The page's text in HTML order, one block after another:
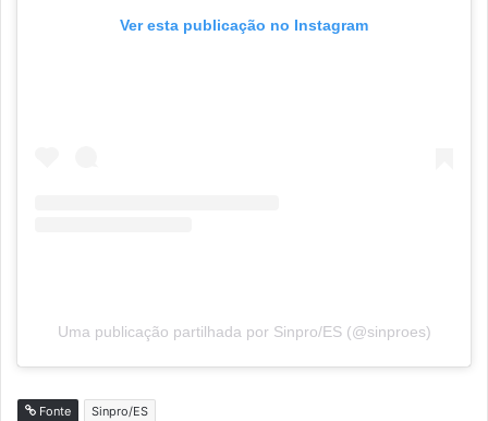
Ver esta publicação no Instagram
Uma publicação partilhada por Sinpro/ES (@sinproes)
Fonte Sinpro/ES